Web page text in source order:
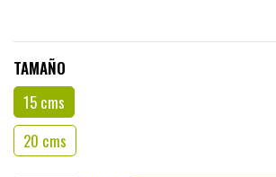
TAMAÑO
15 cms
20 cms